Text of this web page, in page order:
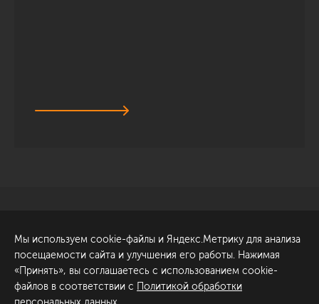
Обсудить проект
ул. Академика Павлова, 6
к1
+7 (812) 200-95-55
Мы используем cookie-файлы и Яндекс.Метрику для анализа
посещаемости сайта и улучшения его работы. Нажимая
«Принять», вы соглашаетесь с использованием cookie-
файлов в соответствии с Политикой обработки